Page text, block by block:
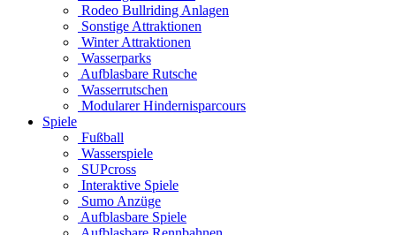
Rodeo Bullriding Anlagen
Sonstige Attraktionen
Winter Attraktionen
Wasserparks
Aufblasbare Rutsche
Wasserrutschen
Modularer Hindernisparcours
Spiele
Fußball
Wasserspiele
SUPcross
Interaktive Spiele
Sumo Anzüge
Aufblasbare Spiele